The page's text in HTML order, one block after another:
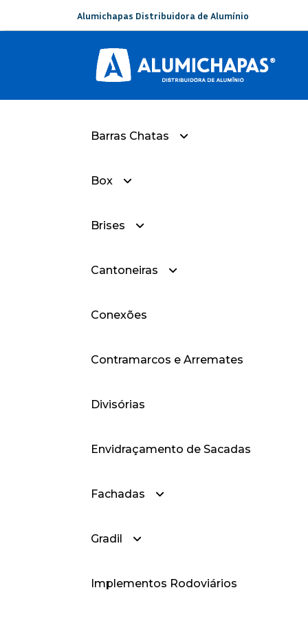
Alumichapas Distribuidora de Alumínio
Barras Chatas
— Barra Chata Com Raios
Box
— Box-Sorobox-Liso
— Box-Sorobox-Frisado
— Box-Frisado
Brises
— Brise Curvado
— Brises
Cantoneiras
— Cantoneiras Abas
Conexões
Contramarcos e Arremates
Divisórias
Envidraçamento de Sacadas
Fachadas
— Fachadas Cortina
— Fachadas Style
Gradil
— Gradil
Implementos Rodoviários